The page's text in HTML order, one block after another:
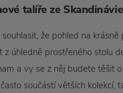
talíře ze
že pohled na krásně
z úhledně prostřeného stolu
a vy se z něj budete těšit
součástí větších kolekcí,